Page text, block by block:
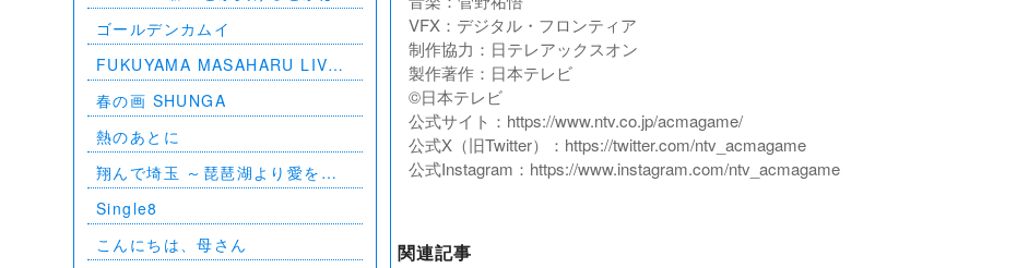
VFX：デジタル・フロンティア
制作協力：日テレアックスオン
製作著作：日本テレビ
©︎日本テレビ
公式サイト：https://www.ntv.co.jp/acmagame/
公式X（旧Twitter）：https://twitter.com/ntv_acmagame
公式Instagram：https://www.instagram.com/ntv_acmagame
関連記事
どーでもよくて～
ゴールデンカムイ
FUKUYAMA MASAHARU LIVE
FILM 言霊の幸わう夏 @NIPPON
BUDOKAN 2023
春の画 SHUNGA
熱のあとに
翔んで埼玉 ～琵琶湖より愛をこ
めて～
Single8
こんにちは、母さん